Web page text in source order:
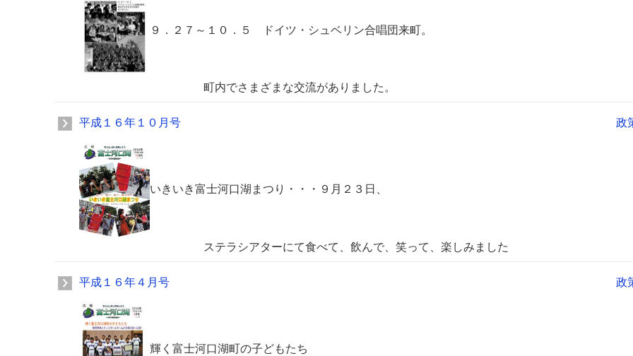
９．２７～１０．５ ドイツ・シュベリン合唱団来町。
町内でさまざまな交流がありました。
平成１６年１０月号 政
いきいき富士河口湖まつり・・・９月２３日、
ステラシアターにて食べて、飲んで、笑って、楽しみました
平成１６年４月号 政
輝く富士河口湖町の子どもたち